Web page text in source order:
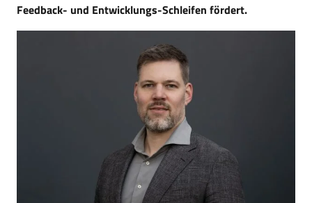
Feedback- und Entwicklungs-Schleifen fördert.